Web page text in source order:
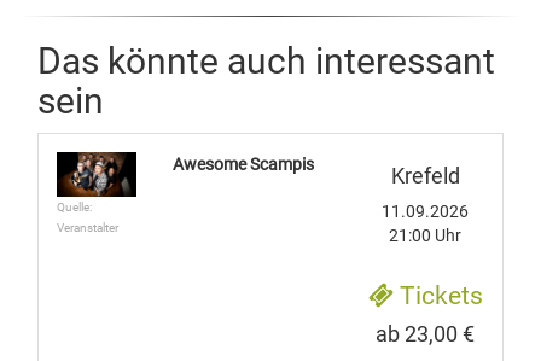
Das könnte auch interessant
sein
Quelle:
Veranstalter
Awesome Scampis Krefeld
11.09.2026
21:00 Uhr
Tickets
ab 23,00 €